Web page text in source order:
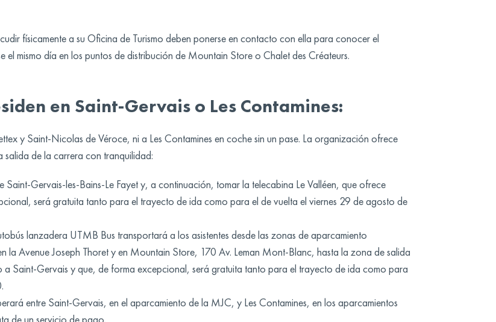
físicamente a su Oficina de Turismo deben ponerse en contacto con ella para conocer el
mismo día en los puntos de distribución de Mountain Store o Chalet des Créateurs.
en Saint-Gervais o Les Contamines:
y Saint-Nicolas de Véroce, ni a Les Contamines en coche sin un pase. La organización ofrece
salida de la carrera con tranquilidad:
Saint-Gervais-les-Bains-Le Fayet y, a continuación, tomar la telecabina Le Valléen, que ofrece
será gratuita tanto para el trayecto de ida como para el de vuelta el viernes 29 de agosto de
lanzadera UTMB Bus transportará a los asistentes desde las zonas de aparcamiento
la Avenue Joseph Thoret y en Mountain Store, 170 Av. Leman Mont-Blanc, hasta la zona de salida
Saint-Gervais y que, de forma excepcional, será gratuita tanto para el trayecto de ida como para
entre Saint-Gervais, en el aparcamiento de la MJC, y Les Contamines, en los aparcamientos